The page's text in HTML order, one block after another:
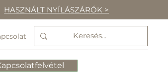
HASZNÁLT NYÍLÁSZÁRÓK >